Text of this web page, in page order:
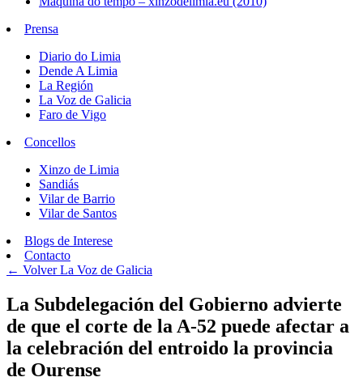
Prensa
Diario do Limia
Dende A Limia
La Región
La Voz de Galicia
Faro de Vigo
Concellos
Xinzo de Limia
Sandiás
Vilar de Barrio
Vilar de Santos
Blogs de Interese
Contacto
← VolverLa Voz de Galicia
La Subdelegación del Gobierno advierte
de que el corte de la A-52 puede afectar a
la celebración del entroido la provincia
de Ourense